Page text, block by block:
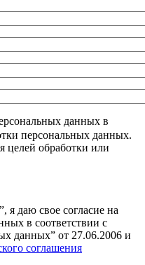
данных в
персональных данных.
целей обработки или
даю свое согласие на
в соответствии с
данных” от 27.06.2006 и
соглашения